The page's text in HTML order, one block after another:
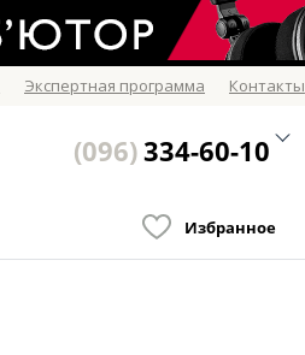
Экспертная программа Контакты
(096)334-60-10
Избранное